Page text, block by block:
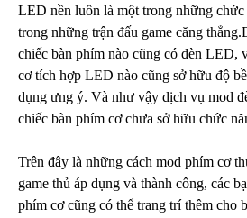
LED nền luôn là một trong những chức
trong những trận đấu game căng
chiếc bàn phím nào cũng có đèn LED,
cơ tích hợp LED nào cũng sở hữu độ
dụng ưng ý. Và như vậy dịch vụ mod
chiếc bàn phím cơ chưa sở hữu chức
Trên đây là những cách mod phím cơ
game thủ áp dụng và thành công, các
phím cơ cũng có thể trang trí thêm cho